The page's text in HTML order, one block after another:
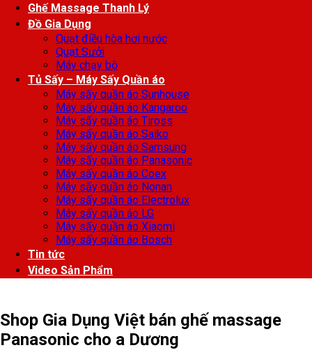
Ghế Massage Thanh Lý
Đồ Gia Dụng
Quạt điều hòa hơi nước
Quạt Sưởi
Máy chạy bộ
Tủ Sấy – Máy Sấy Quần áo
Máy sấy quần áo Sunhouse
Máy sấy quần áo Kangaroo
Máy sấy quần áo Tiross
Máy sấy quần áo Saiko
Máy sấy quần áo Samsung
Máy sấy quần áo Panasonic
Máy sấy quần áo Coex
Máy sấy quần áo Nonan
Máy sấy quần áo Electrolux
Máy sấy quần áo LG
Máy sấy quần áo Xiaomi
Máy sấy quần áo Bosch
Tin tức
Video Sản Phẩm
Shop Gia Dụng Việt bán ghế massage
Panasonic cho a Dương